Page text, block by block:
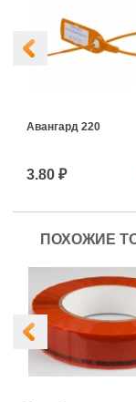
Авангард 220
3.80 ₽
ПОХОЖИЕ